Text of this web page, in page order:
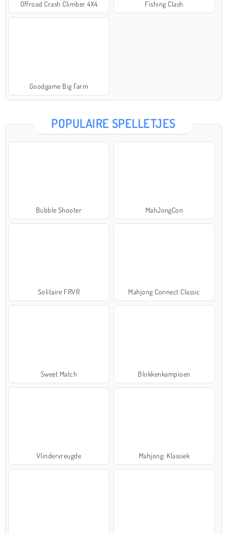
Offroad Crash Climber 4X4 Fishing Clash
Goodgame Big Farm
POPULAIRE SPELLETJES
Bubble Shooter MahJongCon
Solitaire FRVR Mahjong Connect Classic
Sweet Match Blokkenkampioen
Vlindervreugde Mahjong: Klassiek